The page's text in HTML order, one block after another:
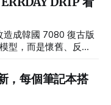
造成韓國 7080 復古版
型，而是懷舊、反
，每個筆記本搭